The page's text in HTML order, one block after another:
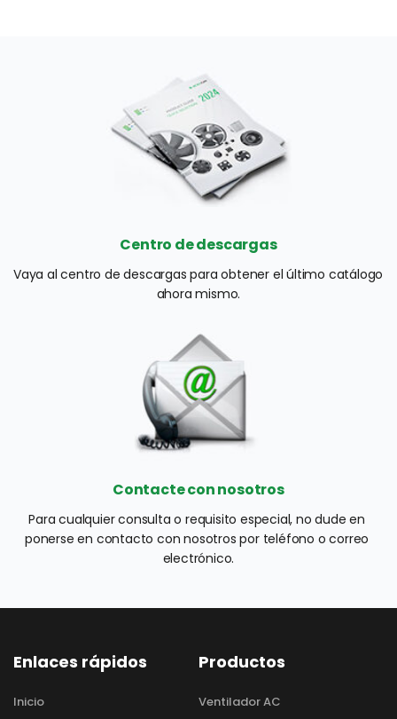
Centro de descargas
Vaya al centro de descargas para obtener el último catálogo
ahora mismo.
Contacte con nosotros
Para cualquier consulta o requisito especial, no dude en
ponerse en contacto con nosotros por teléfono o correo
electrónico.
Enlaces rápidos
Inicio
Productos
Ventilador AC